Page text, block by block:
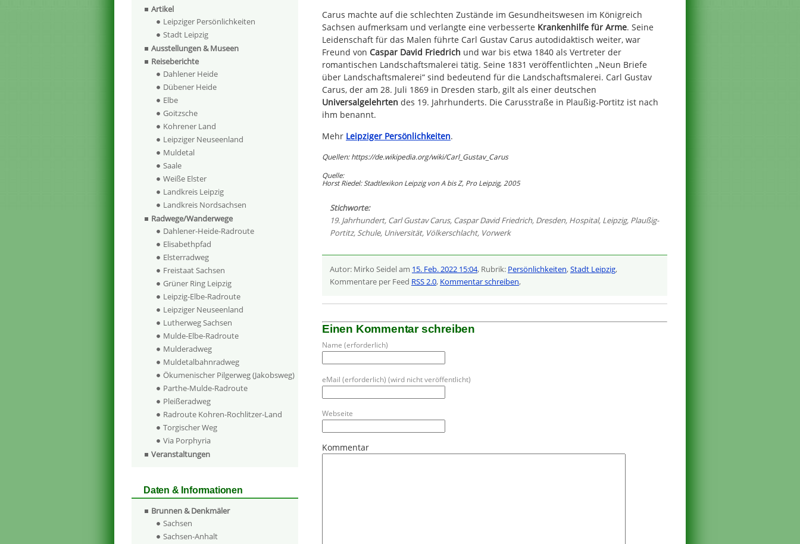
Carus machte auf die schlechten Zustände im Gesundheitswesen im Königreich
Sachsen aufmerksam und verlangte eine verbesserte Krankenhilfe für Arme. Seine
Leidenschaft für das Malen führte Carl Gustav Carus autodidaktisch weiter, war
Freund von Caspar David Friedrich und war bis etwa 1840 als Vertreter der
romantischen Landschaftsmalerei tätig. Seine 1831 veröffentlichten „Neun Briefe
über Landschaftsmalerei“ sind bedeutend für die Landschaftsmalerei. Carl Gustav
Carus, der am 28. Juli 1869 in Dresden starb, gilt als einer deutschen
Universalgelehrten des 19. Jahrhunderts. Die Carusstraße in Plaußig-Portitz ist nach
ihm benannt.
Mehr Leipziger Persönlichkeiten.
Quellen: https://de.wikipedia.org/wiki/Carl_Gustav_Carus
Quelle:
Horst Riedel: Stadtlexikon Leipzig von A bis Z, Pro Leipzig, 2005
Stichworte:
19. Jahrhundert, Carl Gustav Carus, Caspar David Friedrich, Dresden, Hospital, Leipzig, Plaußig-
Portitz, Schule, Universität, Völkerschlacht, Vorwerk
Autor: Mirko Seidel am 15. Feb. 2022 15:04, Rubrik: Persönlichkeiten,Stadt Leipzig,
Kommentare per Feed RSS 2.0, Kommentar schreiben,
Einen Kommentar schreiben
Name (erforderlich)
eMail (erforderlich) (wird nicht veröffentlicht)
Webseite
Kommentar
Artikel
Leipziger Persönlichkeiten
Stadt Leipzig
Ausstellungen & Museen
Reiseberichte
Dahlener Heide
Dübener Heide
Elbe
Goitzsche
Kohrener Land
Leipziger Neuseenland
Muldetal
Saale
Weiße Elster
Landkreis Leipzig
Landkreis Nordsachsen
Radwege/Wanderwege
Dahlener-Heide-Radroute
Elisabethpfad
Elsterradweg
Freistaat Sachsen
Grüner Ring Leipzig
Leipzig-Elbe-Radroute
Leipziger Neuseenland
Lutherweg Sachsen
Mulde-Elbe-Radroute
Mulderadweg
Muldetalbahnradweg
Ökumenischer Pilgerweg (Jakobsweg)
Parthe-Mulde-Radroute
Pleißeradweg
Radroute Kohren-Rochlitzer-Land
Torgischer Weg
Via Porphyria
Veranstaltungen
Daten & Informationen
Brunnen & Denkmäler
Sachsen
Sachsen-Anhalt